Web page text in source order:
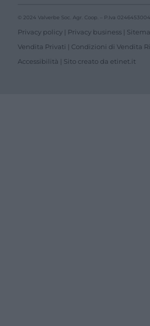
© 2024 Valverbe Soc. Agr. Coop. – P.Iva
Privacy policy | Privacy business |
Vendita Privati | Condizioni di Vendita
Accessibilità | Sito creato da etinet.it